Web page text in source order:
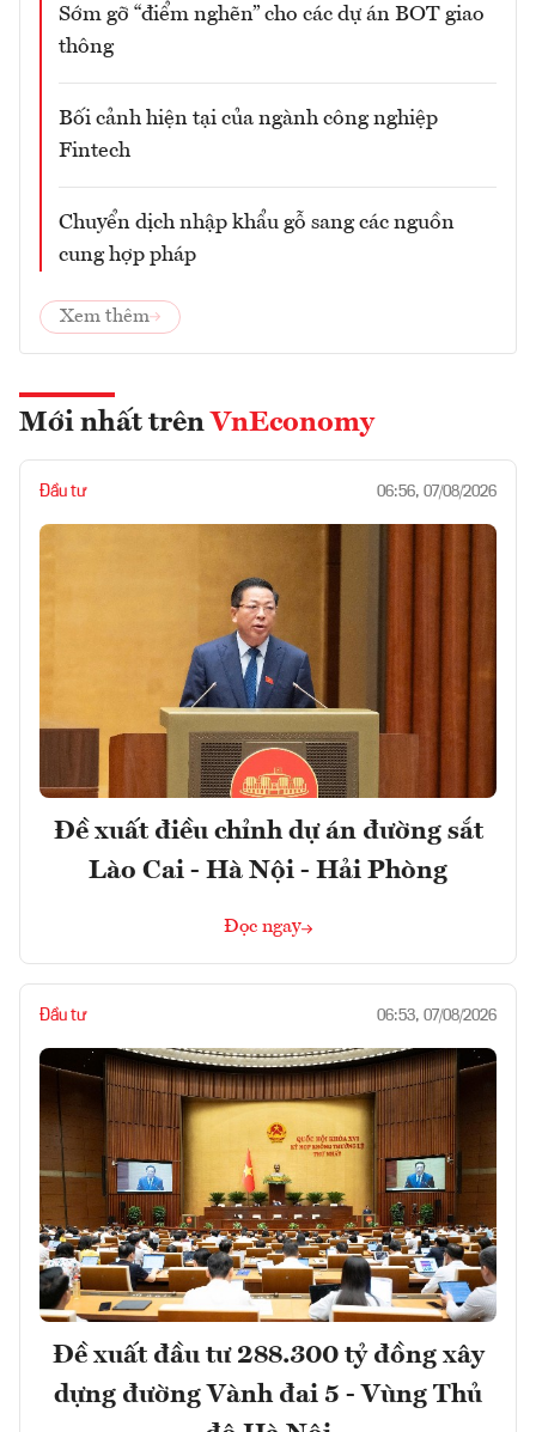
Sớm gỡ “điểm nghẽn” cho các dự án BOT giao
thông
Bối cảnh hiện tại của ngành công nghiệp
Fintech
Chuyển dịch nhập khẩu gỗ sang các nguồn
cung hợp pháp
Xem thêm
Mới nhất trên VnEconomy
Đầu tư 06:56, 07/08/2026
Đề xuất điều chỉnh dự án đường sắt
Lào Cai - Hà Nội - Hải Phòng
Đọc ngay
Đầu tư 06:53, 07/08/2026
Đề xuất đầu tư 288.300 tỷ đồng xây
dựng đường Vành đai 5 - Vùng Thủ